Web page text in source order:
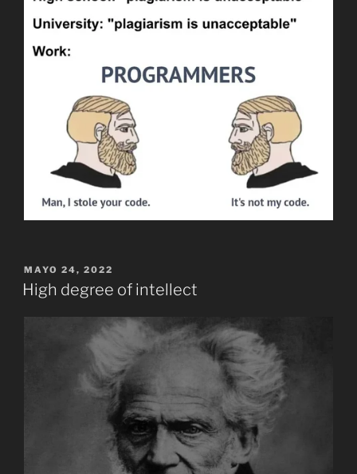
PUBLICADO
EL
MAYO 24, 2022
High degree of intellect